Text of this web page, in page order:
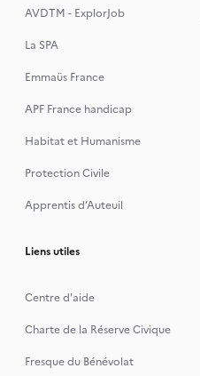
AVDTM - ExplorJob
La SPA
Emmaüs France
APF France handicap
Habitat et Humanisme
Protection Civile
Apprentis d’Auteuil
Liens utiles
Centre d'aide
Charte de la Réserve Civique
Fresque du Bénévolat